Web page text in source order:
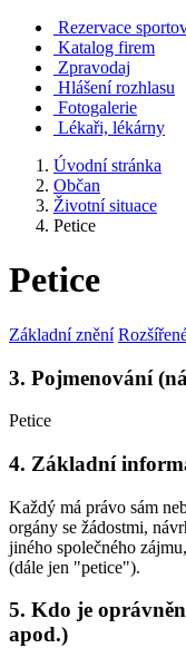
Rezervace
Katalog firem
Zpravodaj
Hlášení rozhlasu
Fotogalerie
Lékaři, lékárny
Úvodní stránka
Občan
Životní situace
Petice
Petice
Základní znění
3. Pojmenování
Petice
4. Základní
Každý má právo sám
orgány se žádostmi,
jiného společného
(dále jen "petice").
5. Kdo je
apod.)